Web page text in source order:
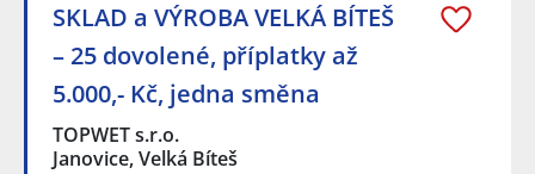
SKLAD a VÝROBA VELKÁ BÍTEŠ
– 25 dovolené, příplatky až
5.000,- Kč, jedna směna
TOPWET s.r.o.
Janovice, Velká Bíteš